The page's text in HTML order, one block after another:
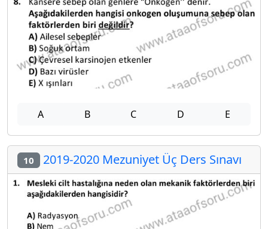
A B C D E
10 2019-2020 Mezuniyet Üç Ders Sınavı